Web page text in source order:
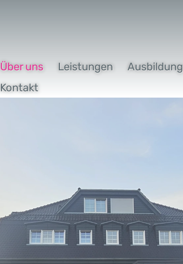
Über uns Leistungen
Ausbildung
Kontakt